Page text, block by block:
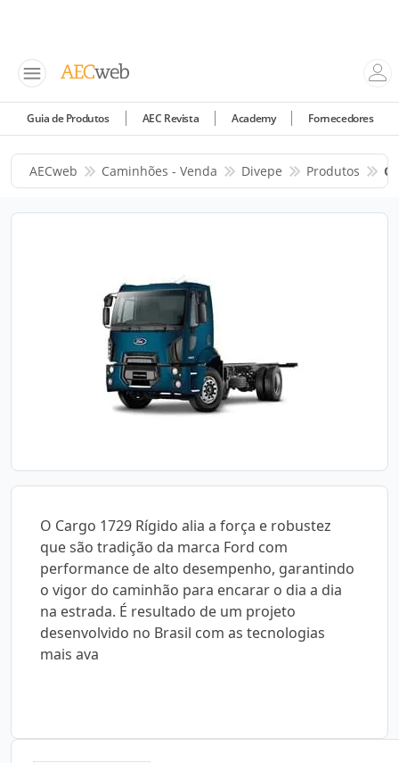
Guia de Produtos AEC Revista Academy Fornecedores
AECweb Caminhões - Venda Divepe Produtos
O Cargo 1729 Rígido alia a força e robustez
que são tradição da marca Ford com
performance de alto desempenho, garantindo
o vigor do caminhão para encarar o dia a dia
na estrada. É resultado de um projeto
desenvolvido no Brasil com as tecnologias
mais ava